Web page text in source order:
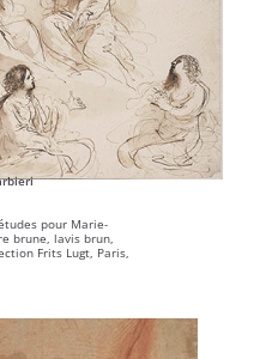
pour Marie-
brune, lavis brun,
Frits Lugt, Paris,